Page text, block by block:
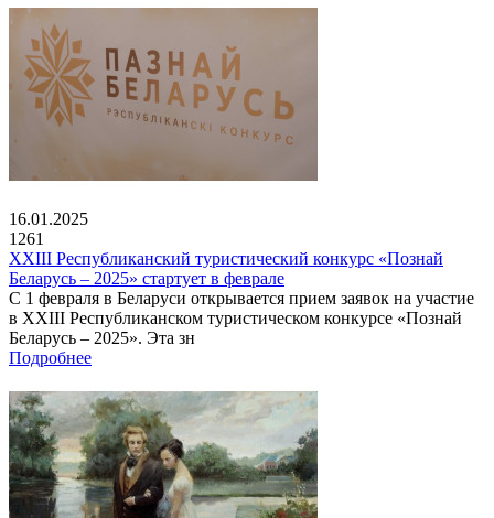
16.01.2025
1261
XXIII Республиканский туристический конкурс «Познай
Беларусь – 2025» стартует в феврале
С 1 февраля в Беларуси открывается прием заявок на участие
в XXIII Республиканском туристическом конкурсе «Познай
Беларусь – 2025». Эта зн
Подробнее